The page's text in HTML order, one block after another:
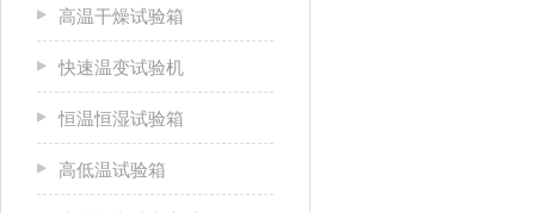
高温干燥试验箱
快速温变试验机
恒温恒湿试验箱
高低温试验箱